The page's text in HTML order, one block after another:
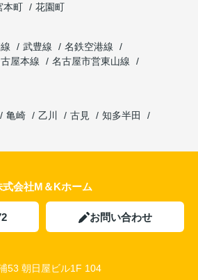
本町
花園町
武豊線
名鉄空港線
屋本線
名古屋市営東山線
亀崎 乙川 古見
知多半田
式会社M＆Kホーム
お問い合わせ
53 朝日屋ビル1F 104